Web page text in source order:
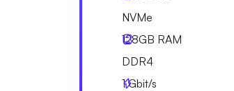
NVMe
128GB RAM
DDR4
1Gbit/s